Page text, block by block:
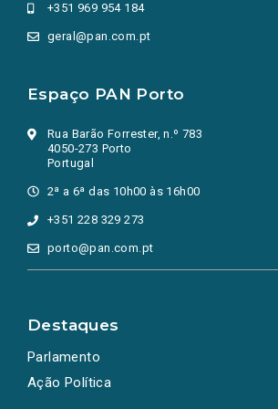
+351 969 954 184
geral@pan.com.pt
Espaço PAN Porto
Rua Barão Forrester, n.º 783
4050-273 Porto
Portugal
2ª a 6ª das 10h00 às 16h00
+351 228 329 273
porto@pan.com.pt
Destaques
Parlamento
Ação Política